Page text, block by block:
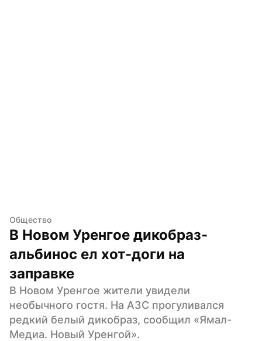
Общество
В Новом Уренгое дикобраз-
альбинос ел хот-доги на
заправке
В Новом Уренгое жители увидели
необычного гостя. На АЗС прогуливался
редкий белый дикобраз, сообщил «Ямал-
Медиа. Новый Уренгой».